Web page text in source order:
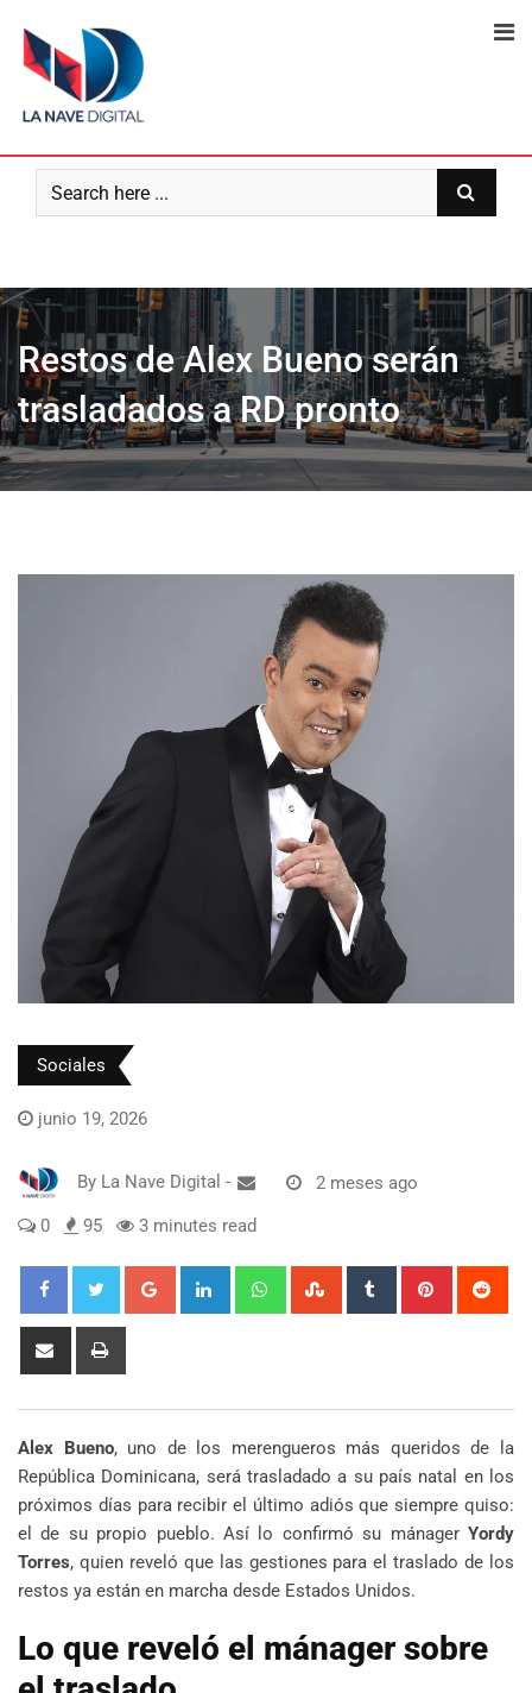
content
Restos de Alex Bueno serán
trasladados a RD pronto
Sociales
junio 19, 2026
By La Nave Digital - 2 meses ago
0 95 3 minutes read
Google+ LinkedIn WhatsappStumbleUpon
Tumblr Pinterest
Share
Alex Bueno, uno de los merengueros más queridos de la
República Dominicana, será trasladado a su país natal en los
próximos días para recibir el último adiós que siempre quiso:
el de su propio pueblo. Así lo confirmó su mánager Yordy
Torres, quien reveló que las gestiones para el traslado de los
restos ya están en marcha desde Estados Unidos.
Lo que reveló el mánager sobre